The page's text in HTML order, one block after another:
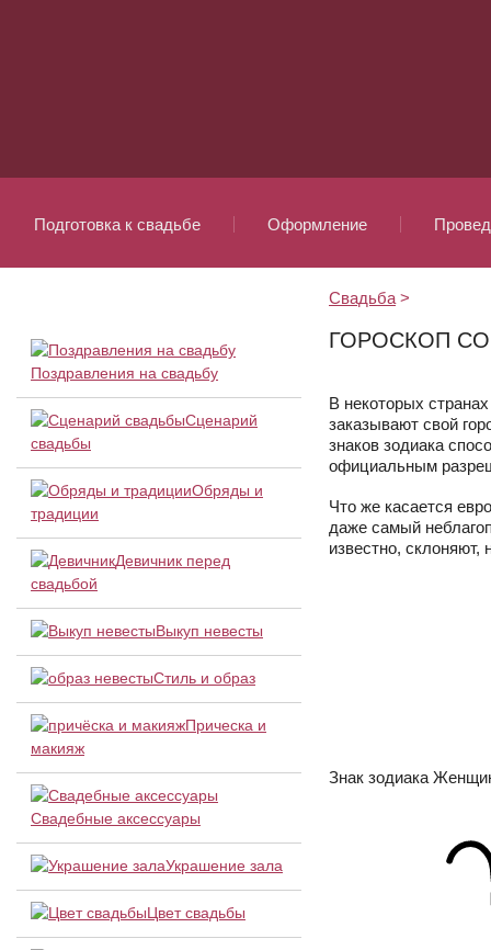
Подготовка к свадьбе Оформление
Свадьба >
ГОРОСКОП
В некоторых
заказывают свой
знаков зодиака
официальным
Что же касается
даже самый
известно, склоняют,
Знак зодиака
Поздравления на свадьбу
Сценарий
свадьбы
Обряды и
традиции
Девичник перед
свадьбой
Выкуп невесты
Стиль и образ
Прическа и
макияж
Свадебные аксессуары
Украшение зала
Цвет свадьбы